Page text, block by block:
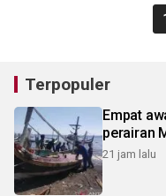
Terpopuler
Empat
perairan
21 jam lalu